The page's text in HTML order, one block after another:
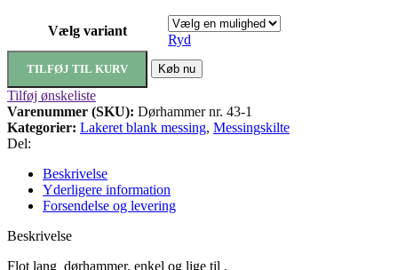
Vælg variant
Ryd
TILFØJ TIL KURV Køb nu
Tilføj ønskeliste
Varenummer (SKU): Dørhammer nr. 43-1
Kategorier: Lakeret blank messing, Messingskilte
Del:
Beskrivelse
Yderligere information
Forsendelse og levering
Beskrivelse
Flot lang dørhammer, enkel og lige til .